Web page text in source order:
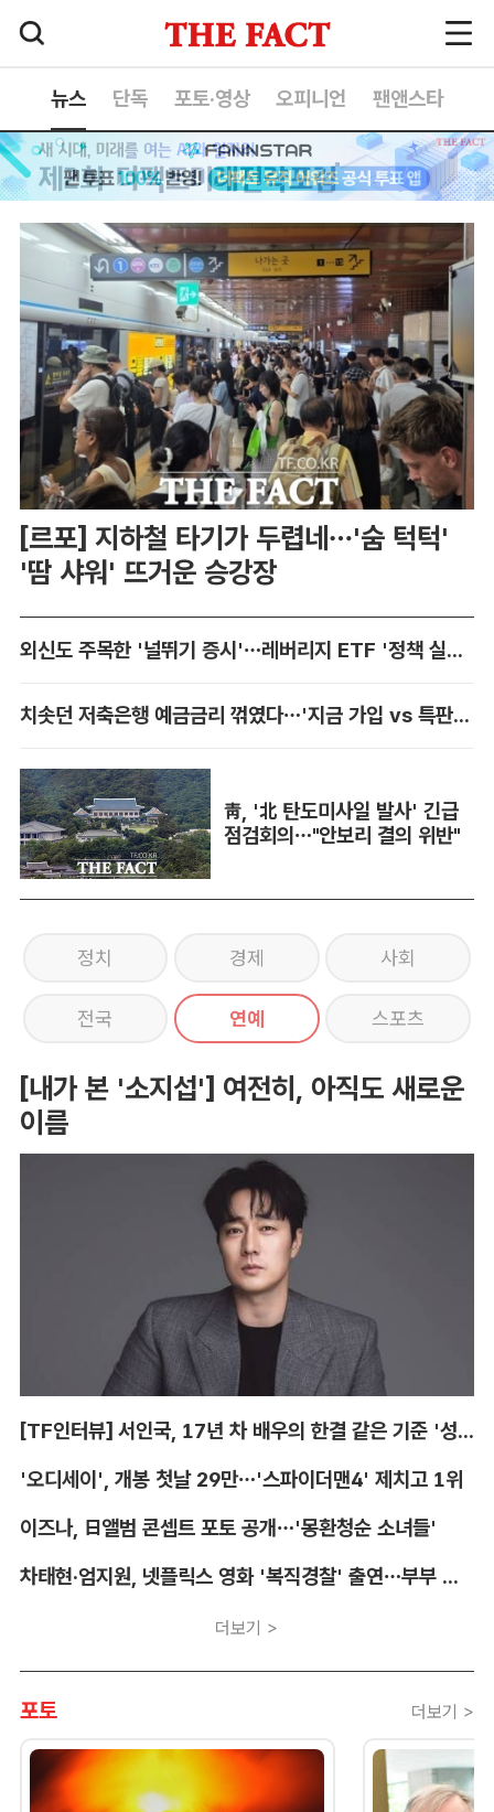
뉴스 단독 포토·영상 오피니언 팬앤스타
[르포] 지하철 타기가 두렵네…'숨 턱턱'
'땀 샤워' 뜨거운 승강장
외신도 주목한 '널뛰기 증시'…레버리지 ETF '정책 실패' 책임론 공방
치솟던 저축은행 예금금리 꺾였다…'지금 가입 vs 특판 대기' 셈법 복잡
靑, '北 탄도미사일 발사' 긴급
점검회의…"안보리 결의 위반"
정치 경제 사회
전국 연예 스포츠
[내가 본 '소지섭'] 여전히, 아직도 새로운
이름
[TF인터뷰] 서인국, 17년 차 배우의 한결 같은 기준 '성장'
'오디세이', 개봉 첫날 29만…'스파이더맨4' 제치고 1위
이즈나, 日앨범 콘셉트 포토 공개…'몽환청순 소녀들'
차태현·엄지원, 넷플릭스 영화 '복직경찰' 출연…부부 호흡
더보기 >
포토 더보기 >